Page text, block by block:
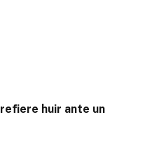
huir ante un